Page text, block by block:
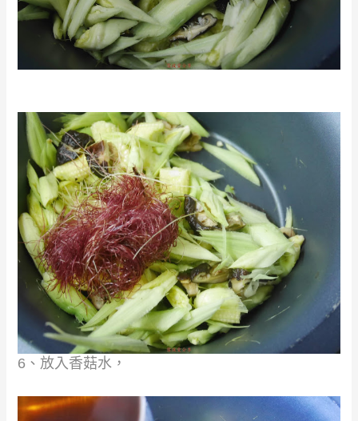
6、放入香菇水，